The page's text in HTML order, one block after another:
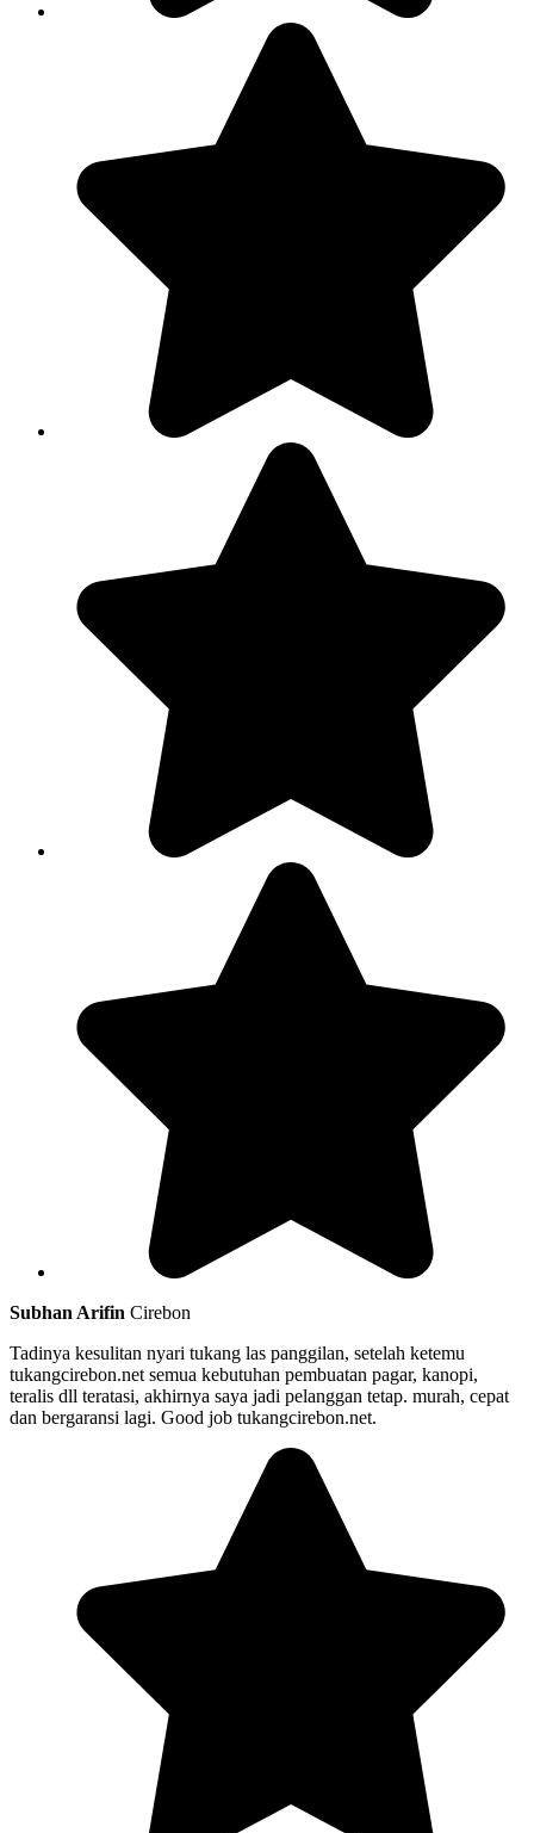
Subhan Arifin Cirebon
Tadinya kesulitan nyari tukang las panggilan, setelah ketemu
tukangcirebon.net semua kebutuhan pembuatan pagar, kanopi,
teralis dll teratasi, akhirnya saya jadi pelanggan tetap. murah, cepat
dan bergaransi lagi. Good job tukangcirebon.net.